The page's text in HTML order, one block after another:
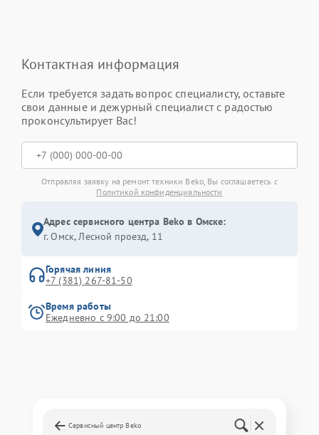
Контактная информация
Если требуется задать вопрос специалисту, оставьте
свои данные и дежурный специалист с радостью
проконсультирует Вас!
Отправляя заявку на ремонт техники Beko, Вы соглашаетесь с
Политикой конфиденциальности
Адрес сервисного центра Beko в Омске:
г. Омск, ​Лесной проезд, 11
Горячая линия
+7 (381) 267-81-50
Время работы
Ежедневно с 9:00 до 21:00
Сервисный центр Beko